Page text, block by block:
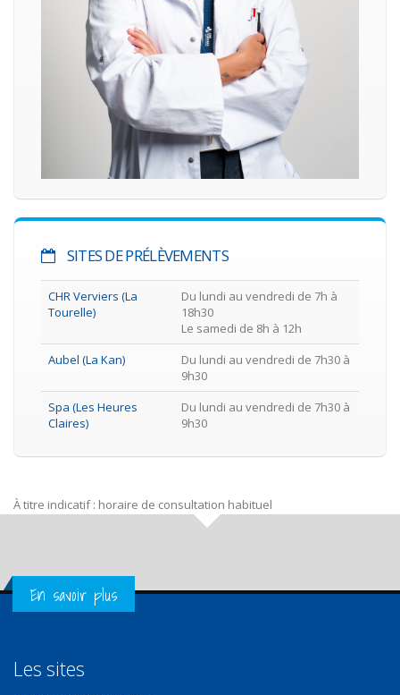
SITES DE PRÉLÈVEMENTS
CHR Verviers (La
Tourelle)
Du lundi au vendredi de 7h à
18h30
Le samedi de 8h à 12h
Aubel (La Kan)
Du lundi au vendredi de 7h30 à
9h30
Spa (Les Heures
Claires)
Du lundi au vendredi de 7h30 à
9h30
À titre indicatif : horaire de consultation habituel
Get in Touch
En savoir plus
Les sites